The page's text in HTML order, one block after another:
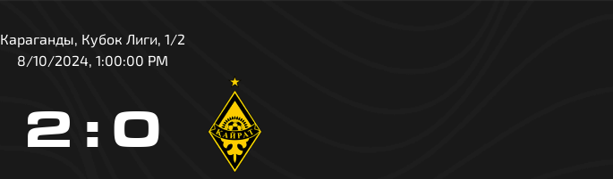
Караганды, Кубок Лиги, 1/2
8/10/2024, 1:00:00 PM
2 : 0